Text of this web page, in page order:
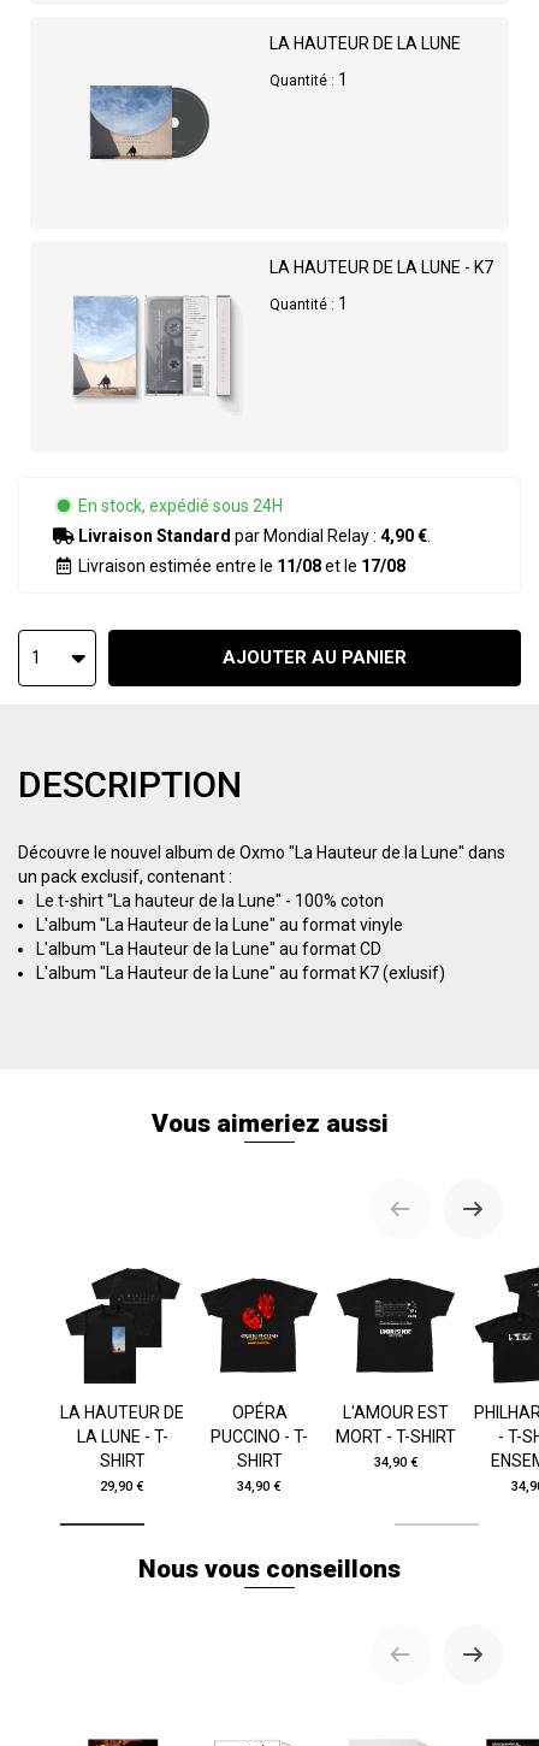
LA HAUTEUR DE LA LUNE
Quantité : 1
LA HAUTEUR DE LA LUNE - K7
Quantité : 1
En stock, expédié sous 24H
Livraison Standard par Mondial Relay : 4,90 €
Livraison estimée entre le 11/08et le 17/08
1 AJOUTER AU PANIER
DESCRIPTION
Découvre le nouvel album de Oxmo "La Hauteur de la Lune" dans
un pack exclusif, contenant :
Le t-shirt "La hauteur de la Lune" - 100% coton
L'album "La Hauteur de la Lune" au format vinyle
L'album "La Hauteur de la Lune" au format CD
L'album "La Hauteur de la Lune" au format K7 (exlusif)
Vous aimeriez aussi
LA HAUTEUR DE
LA LUNE - T-
SHIRT
29,90 €
OPÉRA
PUCCINO - T-
SHIRT
34,90 €
L'AMOUR EST
MORT - T-SHIRT
34,90 €
- T-
Nous vous conseillons